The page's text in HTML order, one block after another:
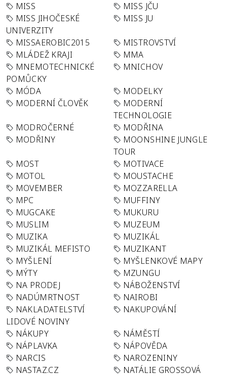
MISS
MISS JČU
MISS JIHOČESKÉ
UNIVERZITY
MISS JU
MISSAEROBIC2015
MISTROVSTVÍ
MLÁDEŽ KRAJI
MMA
MNEMOTECHNICKÉ
POMŮCKY
MNICHOV
MÓDA
MODELKY
MODERNÍ ČLOVĚK
MODERNÍ
TECHNOLOGIE
MODROČERNÉ
MODŘINA
MODŘINY
MOONSHINE JUNGLE
TOUR
MOST
MOTIVACE
MOTOL
MOUSTACHE
MOVEMBER
MOZZARELLA
MPC
MUFFINY
MUGCAKE
MUKURU
MUSLIM
MUZEUM
MUZIKA
MUZIKÁL
MUZIKÁL MEFISTO
MUZIKANT
MYŠLENÍ
MYŠLENKOVÉ MAPY
MÝTY
MZUNGU
NA PRODEJ
NÁBOŽENSTVÍ
NADÚMRTNOST
NAIROBI
NAKLADATELSTVÍ
LIDOVÉ NOVINY
NAKUPOVÁNÍ
NÁKUPY
NÁMĚSTÍ
NÁPLAVKA
NÁPOVĚDA
NARCIS
NAROZENINY
NASTAZ.CZ
NATÁLIE GROSSOVÁ